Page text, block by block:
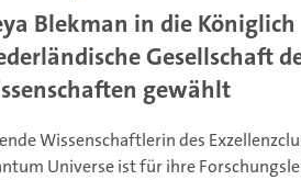
Blekman in die Königlich
Gesellschaft
gewählt
Wissenschaftlerin des
Universe ist für ihre